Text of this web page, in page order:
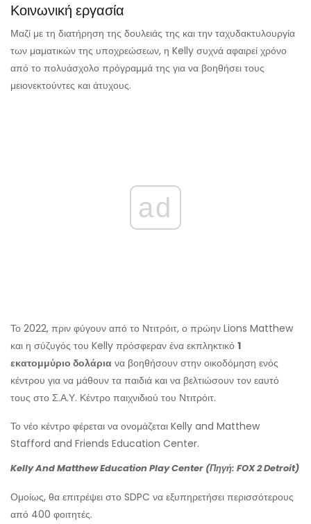
Κοινωνική εργασία
Μαζί με τη διατήρηση της δουλειάς της και την ταχυδακτυλουργία
των μαματικών της υποχρεώσεων, η Kelly συχνά αφαιρεί χρόνο
από το πολυάσχολο πρόγραμμά της για να βοηθήσει τους
μειονεκτούντες και άτυχους.
ad
Το 2022, πριν φύγουν από το Ντιτρόιτ, ο πρώην Lions Matthew
και η σύζυγός του Kelly πρόσφεραν ένα εκπληκτικό 1
εκατομμύριο δολάρια να βοηθήσουν στην οικοδόμηση ενός
κέντρου για να μάθουν τα παιδιά και να βελτιώσουν τον εαυτό
τους στο Σ.Α.Υ. Κέντρο παιχνιδιού του Ντιτρόιτ.
Το νέο κέντρο φέρεται να ονομάζεται Kelly and Matthew
Stafford and Friends Education Center.
Kelly And Matthew Education Play Center (Πηγή: FOX 2 Detroit)
Ομοίως, θα επιτρέψει στο SDPC να εξυπηρετήσει περισσότερους
από 400 φοιτητές.